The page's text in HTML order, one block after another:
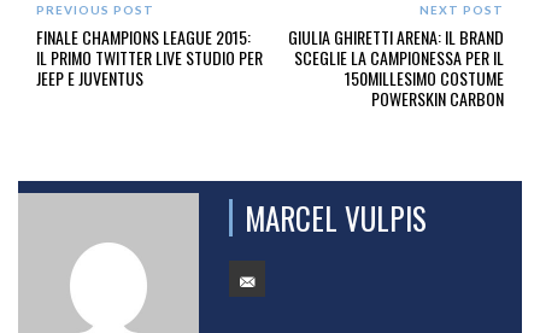
PREVIOUS POST
FINALE CHAMPIONS LEAGUE 2015:
IL PRIMO TWITTER LIVE STUDIO PER
JEEP E JUVENTUS
NEXT POST
GIULIA GHIRETTI ARENA: IL BRAND
SCEGLIE LA CAMPIONESSA PER IL
150MILLESIMO COSTUME
POWERSKIN CARBON
MARCEL VULPIS